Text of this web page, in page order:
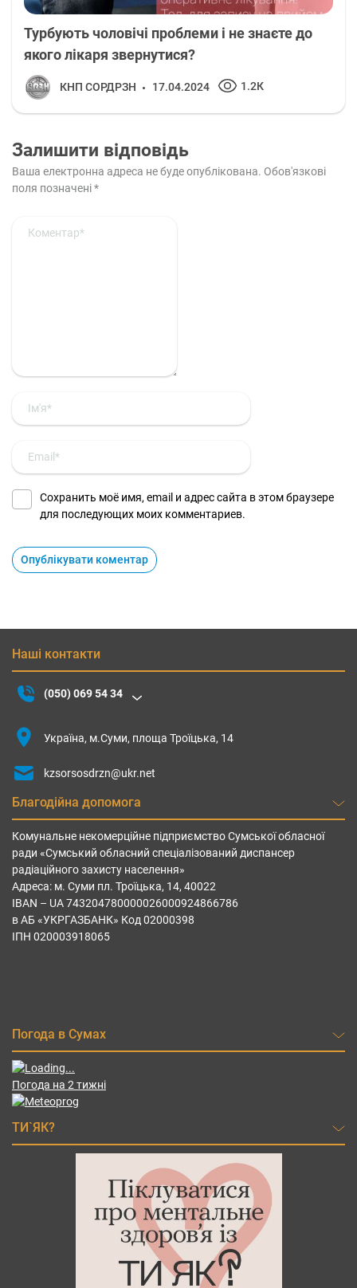
Турбують чоловічі проблеми і не знаєте до
якого лікаря звернутися?
КНП СОРДРЗН 17.04.2024 1.2К
Залишити відповідь
Ваша електронна адреса не буде опублікована. Обов'язкові
поля позначені*
Сохранить моё имя, email и адрес сайта в этом браузере
для последующих моих комментариев.
Наші контакти
(050) 069 54 34
Україна, м.Суми, площа Троїцька, 14
kzsorsosdrzn@ukr.net
Благодійна допомога
Комунальне некомерційне підприємство Сумської обласної
ради «Сумський обласний спеціалізований диспансер
радіаційного захисту населення»
Адреса: м. Суми пл. Троїцька, 14, 40022
IBAN – UА 743204780000026000924866786
в АБ «УКРГАЗБАНК» Код 02000398
ІПН 020003918065
Погода в Сумах
Погода на 2 тижні
ТИ`ЯК?